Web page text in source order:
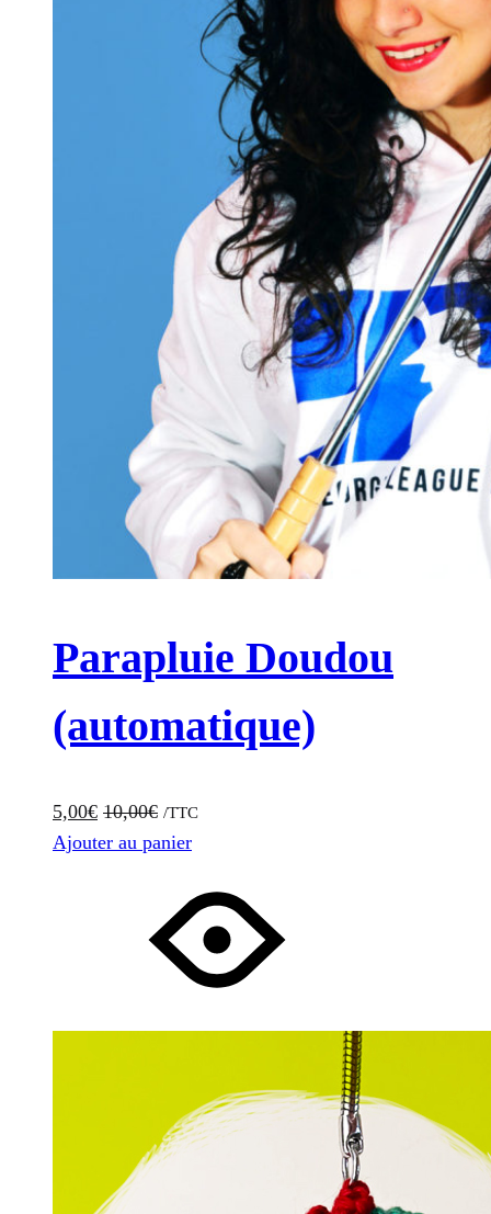
Parapluie Doudou
(automatique)
5,00€ 10,00€ /TTC
Ajouter au panier